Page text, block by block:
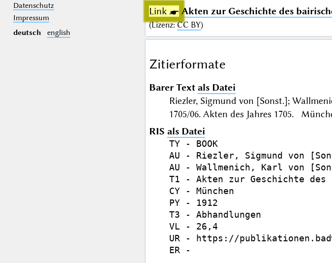
Datenschutz
Impressum
deutsch
english
Link ☛ Akten zur Geschichte des
(Lizenz:CC BY)
Zitierformate
Barer Text als Datei
Riezler, Sigmund von [Sonst.];
1705/06. Akten des Jahres 1705.
RIS als Datei
TY - BOOK
AU - Riezler, Sigmund von
AU - Wallmenich, Karl von
T1 - Akten zur Geschichte des
CY - München
PY - 1912
T3 - Abhandlungen
VL - 26,4
UR - https://